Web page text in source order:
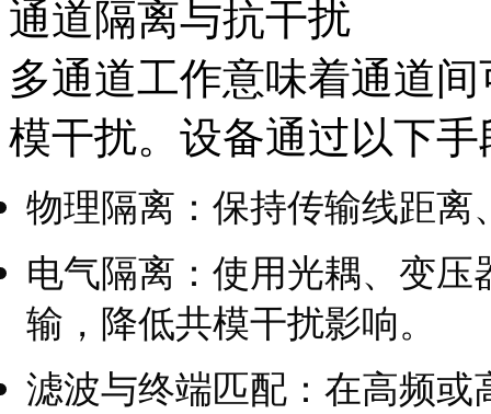
通道隔离与抗干扰
多通道工作意味着通道
模干扰。设备通过以下
物理隔离：保持传输线距
电气隔离：使用光耦、变
输，降低共模干扰影响。
滤波与终端匹配：在高频